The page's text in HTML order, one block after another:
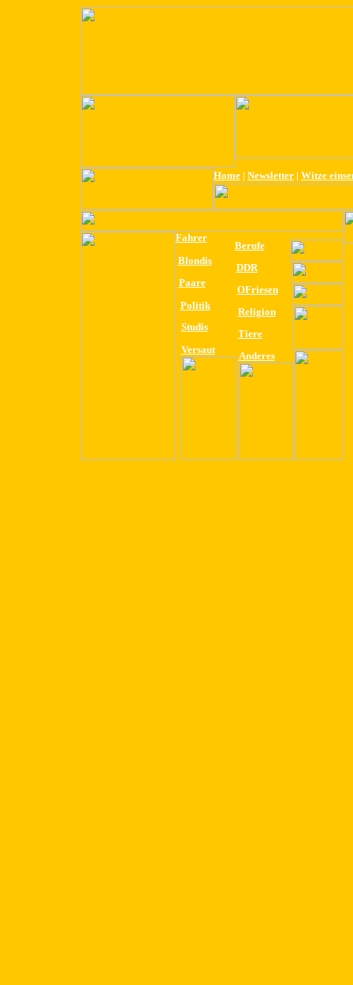
Home | Newsletter | Witze
Fahrer
Berufe
Blondis
DDR
Paare
OFriesen
Politik
Religion
Studis
Tiere
Versaut
Anderes